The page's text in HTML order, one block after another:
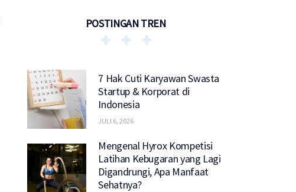
POSTINGAN TREN
7 Hak Cuti Karyawan Swasta
Startup & Korporat di
Indonesia
JULI 6, 2026
Mengenal Hyrox Kompetisi
Latihan Kebugaran yang Lagi
Digandrungi, Apa Manfaat
Sehatnya?